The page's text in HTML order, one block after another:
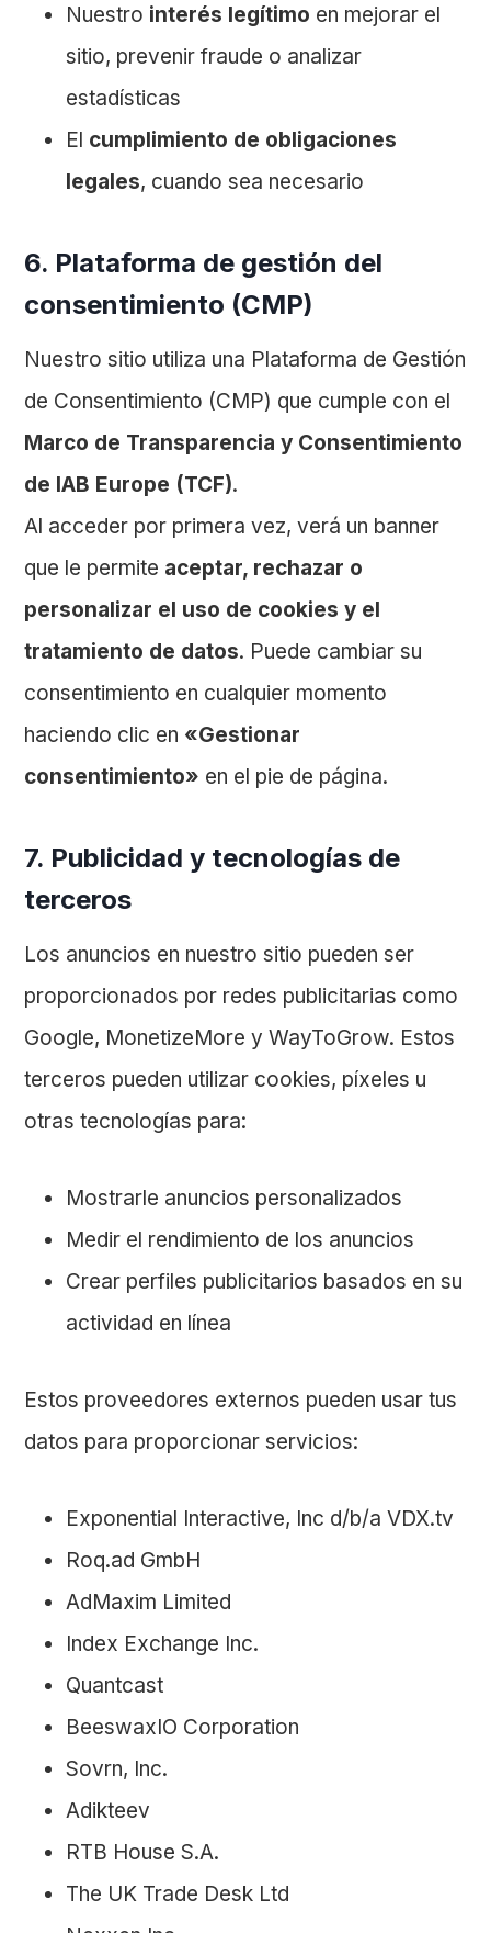
Nuestro interés legítimo en mejorar el
sitio, prevenir fraude o analizar
estadísticas
El cumplimiento de obligaciones
legales, cuando sea necesario
6. Plataforma de gestión del
consentimiento (CMP)
Nuestro sitio utiliza una Plataforma de Gestión
de Consentimiento (CMP) que cumple con el
Marco de Transparencia y Consentimiento
de IAB Europe (TCF).
Al acceder por primera vez, verá un banner
que le permite aceptar, rechazar o
personalizar el uso de cookies y el
tratamiento de datos. Puede cambiar su
consentimiento en cualquier momento
haciendo clic en «Gestionar
consentimiento» en el pie de página.
7. Publicidad y tecnologías de
terceros
Los anuncios en nuestro sitio pueden ser
proporcionados por redes publicitarias como
Google, MonetizeMore y WayToGrow. Estos
terceros pueden utilizar cookies, píxeles u
otras tecnologías para:
Mostrarle anuncios personalizados
Medir el rendimiento de los anuncios
Crear perfiles publicitarios basados en su
actividad en línea
Estos proveedores externos pueden usar tus
datos para proporcionar servicios:
Exponential Interactive, Inc d/b/a VDX.tv
Roq.ad GmbH
AdMaxim Limited
Index Exchange Inc.
Quantcast
BeeswaxIO Corporation
Sovrn, Inc.
Adikteev
RTB House S.A.
The UK Trade Desk Ltd